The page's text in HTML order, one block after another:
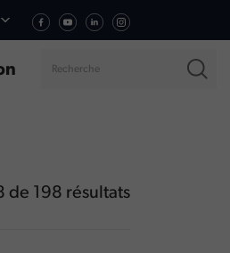
de 198 résultats